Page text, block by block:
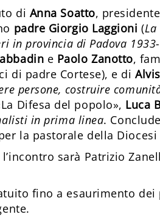
di Anna Soatto,
padre Giorgio Laggioni (
in provincia di Padova
e Paolo Zanotto,
di padre Cortese), e di
persone, costruire
Difesa del popolo», Luca
in prima linea.
la pastorale della Diocesi
sarà Patrizio
fino a esaurimento